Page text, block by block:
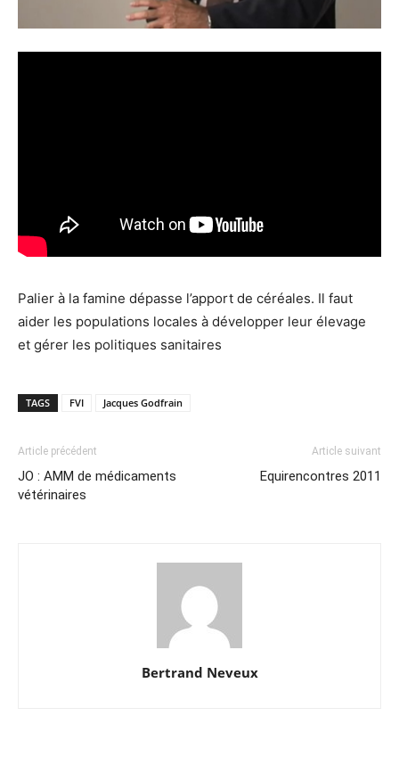
Palier à la famine dépasse l’apport de céréales. Il faut
aider les populations locales à développer leur élevage
et gérer les politiques sanitaires
TAGS FVI Jacques Godfrain
Article précédent
JO : AMM de médicaments
vétérinaires
Article suivant
Equirencontres 2011
Bertrand Neveux